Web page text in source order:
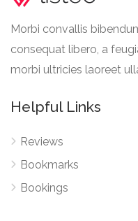
Morbi convallis
consequat libero, a
morbi ultricies laoreet
Helpful Links
Reviews
Bookmarks
Bookings